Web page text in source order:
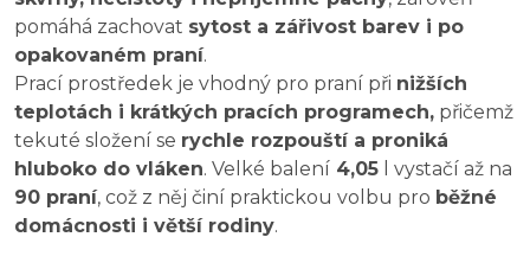
pomáhá zachovat sytost a zářivost barev i po
opakovaném praní.
Prací prostředek je vhodný pro praní při nižších
teplotách i krátkých pracích programech, přičemž
tekuté složení se rychle rozpouští a proniká
hluboko do vláken. Velké balení 4,05 l vystačí až na
90 praní, což z něj činí praktickou volbu pro běžné
domácnosti i větší rodiny.